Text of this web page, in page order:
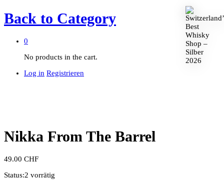
Back to Category
0
No products in the cart.
Log in Registrieren
Nikka From The Barrel
49.00 CHF
Status:2 vorrätig